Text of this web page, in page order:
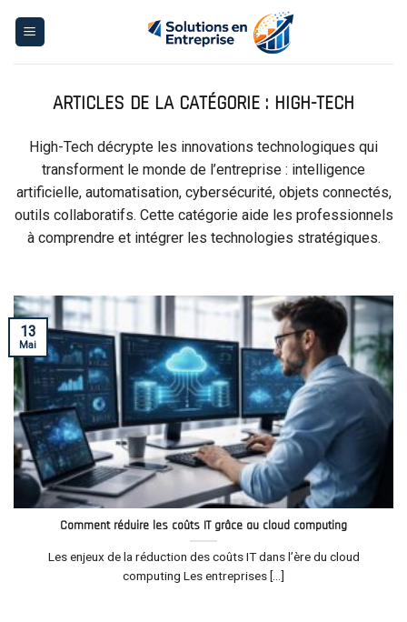
HIGH-TECH
High-Tech décrypte les innovations technologiques qui
transforment le monde de l’entreprise : intelligence
artificielle, automatisation, cybersécurité, objets connectés,
outils collaboratifs. Cette catégorie aide les professionnels
à comprendre et intégrer les technologies stratégiques.
Comment réduire les coûts IT grâce au cloud computing
Les enjeux de la réduction des coûts IT dans l’ère du cloud
computing Les entreprises [...]
13
Mai